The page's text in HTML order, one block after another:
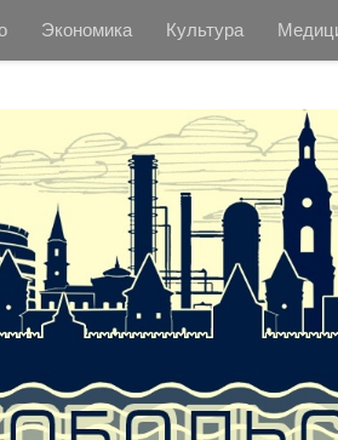
Экономика Культура